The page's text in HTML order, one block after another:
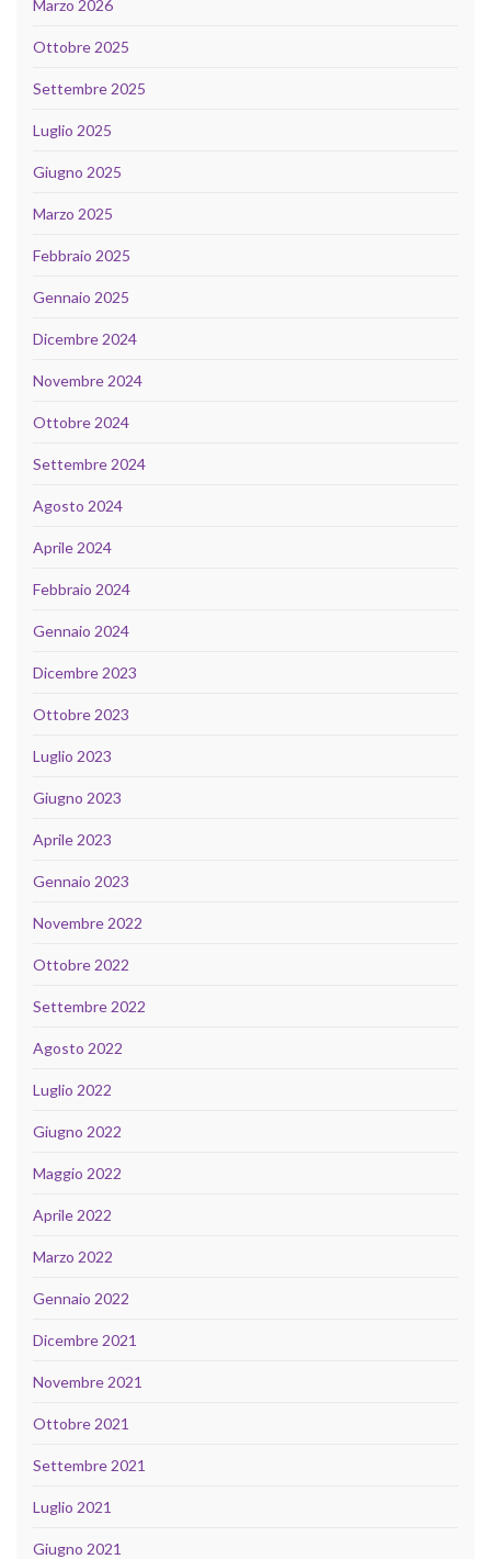
Marzo 2026
Ottobre 2025
Settembre 2025
Luglio 2025
Giugno 2025
Marzo 2025
Febbraio 2025
Gennaio 2025
Dicembre 2024
Novembre 2024
Ottobre 2024
Settembre 2024
Agosto 2024
Aprile 2024
Febbraio 2024
Gennaio 2024
Dicembre 2023
Ottobre 2023
Luglio 2023
Giugno 2023
Aprile 2023
Gennaio 2023
Novembre 2022
Ottobre 2022
Settembre 2022
Agosto 2022
Luglio 2022
Giugno 2022
Maggio 2022
Aprile 2022
Marzo 2022
Gennaio 2022
Dicembre 2021
Novembre 2021
Ottobre 2021
Settembre 2021
Luglio 2021
Giugno 2021